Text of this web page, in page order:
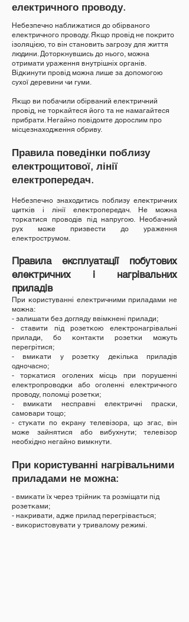
електричного проводу.
Небезпечно наближатися до обірваного
електричного проводу. Якщо провід не покрито
ізоляцією, то він становить загрозу для життя
людини. Доторкнувшись до нього, можна
отримати ураження внутрішніх органів.
Відкинути провід можна лише за допомогою
сухої деревини чи гуми.
Якщо ви побачили обірваний електричний
провід, не торкайтеся його та не намагайтеся
прибрати. Негайно повідомте дорослим про
місцезнаходження обриву.
Правила поведінки поблизу
електрощитової, лінії
електропередач.
Небезпечно знаходитись поблизу електричних
щитків і лінії електропередач. Не можна
торкатися проводів під напругою. Необачний
рух може призвести до ураження
електрострумом.
Правила експлуатації побутових
електричних і нагрівальних
приладів
При користуванні електричними приладами не
можна:
- залишати без догляду ввімкнені прилади;
- ставити під розеткою електронагрівальні
прилади, бо контакти розетки можуть
перегрітися;
- вмикати у розетку декілька приладів
одночасно;
- торкатися оголених місць при порушенні
електропроводки або оголенні електричного
проводу, поломці розетки;
- вмикати несправні електричні праски,
самовари тощо;
- стукати по екрану телевізора, що згас, він
може зайнятися або вибухнути; телевізор
необхідно негайно вимкнути.
При користуванні нагрівальними
приладами не можна:
- вмикати їх через трійник та розміщати під
розетками;
- накривати, адже прилад перегрівається;
- використовувати у тривалому режимі.